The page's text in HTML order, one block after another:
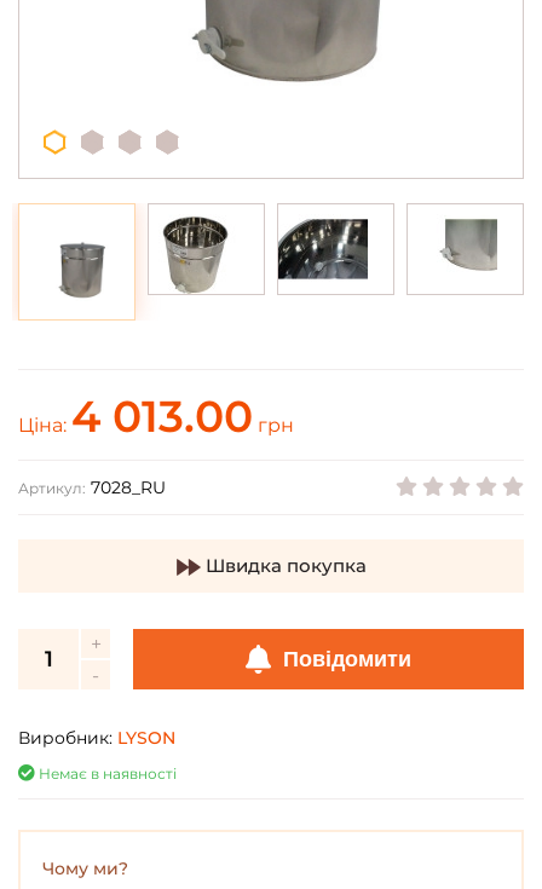
Ціна: 4 013.00 грн
Артикул: 7028_RU
Швидка покупка
Повідомити
Виробник: LYSON
Немає в наявності
Чому ми?